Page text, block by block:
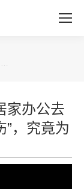
…
家办公去
”，究竟为